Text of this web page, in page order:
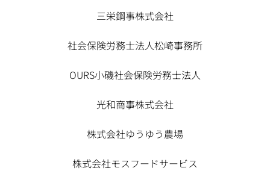
三栄鋼事株式会社
社会保険労務士法人松崎事務所
OURS小磯社会保険労務士法人
光和商事株式会社
株式会社ゆうゆう農場
株式会社モスフードサービス